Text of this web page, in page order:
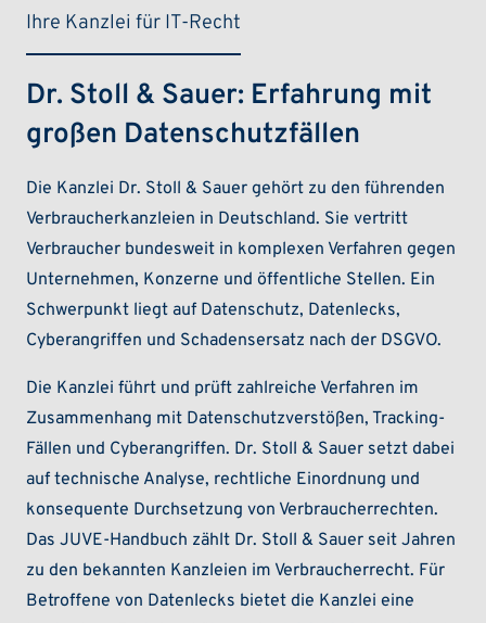
Ihre Kanzlei für IT-Recht
Dr. Stoll & Sauer: Erfahrung mit
großen Datenschutzfällen
Die Kanzlei Dr. Stoll & Sauer gehört zu den führenden
Verbraucherkanzleien in Deutschland. Sie vertritt
Verbraucher bundesweit in komplexen Verfahren gegen
Unternehmen, Konzerne und öffentliche Stellen. Ein
Schwerpunkt liegt auf Datenschutz, Datenlecks,
Cyberangriffen und Schadensersatz nach der DSGVO.
Die Kanzlei führt und prüft zahlreiche Verfahren im
Zusammenhang mit Datenschutzverstößen, Tracking-
Fällen und Cyberangriffen. Dr. Stoll & Sauer setzt dabei
auf technische Analyse, rechtliche Einordnung und
konsequente Durchsetzung von Verbraucherrechten.
Das JUVE-Handbuch zählt Dr. Stoll & Sauer seit Jahren
zu den bekannten Kanzleien im Verbraucherrecht. Für
Betroffene von Datenlecks bietet die Kanzlei eine